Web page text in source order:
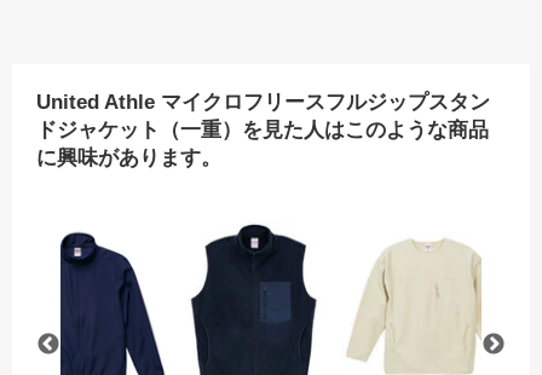
United Athle マイクロフリースフルジップスタン
ドジャケット（一重）を見た人はこのような商品
に興味があります。
ッド スタンド ジャケット（中綿入）
ベントジャケット United Athle マイクロリップストップ イベント